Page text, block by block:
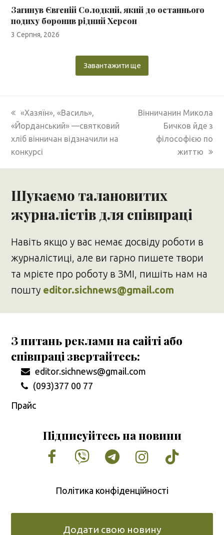
Загинув Євгеній Солодкий, який до останнього
подиху боронив рідний Херсон
3 Серпня, 2026
Завантажити ще
previous
post:
«Хазяїн», «Василь»,
«Йорданський» —святковий
хліб вінничан відзначили на
конкурсі
next
Вінничанин Микола
Бичков йде з
філософією по
життю
Шукаємо талановитих
журналістів для співпраці
Навіть якщо у вас немає досвіду роботи в
журналістиці, але ви гарно пишете твори
та мрієте про роботу в ЗМІ, пишіть нам на
пошту editor.sichnews@gmail.com
З питань реклами на сайті або
співпраці звертайтесь:
editor.sichnews@gmail.com
(093)377 00 77
Прайс
Підписуйтесь на новини
Facebook
VimeoTumblrInstagram
Tiktok
Політика конфіденційності
Додати свою новину